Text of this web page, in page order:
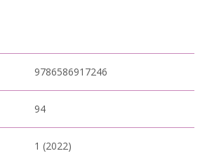
9786586917246
94
1 (2022)